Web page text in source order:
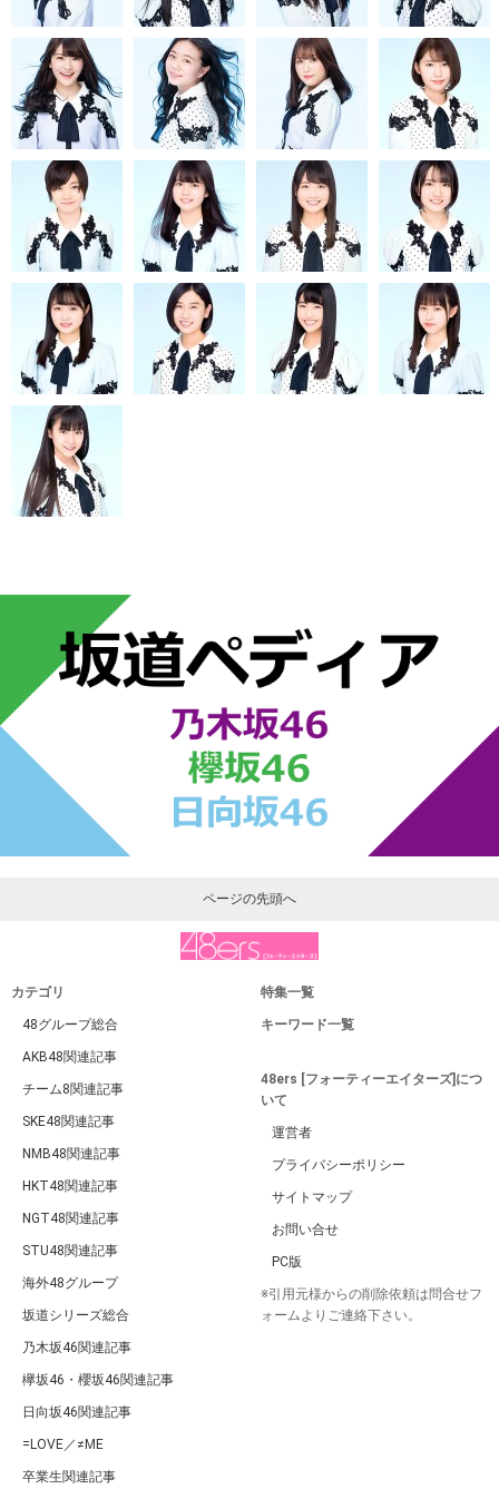
ページの先頭へ
カテゴリ
48グループ総合
AKB48関連記事
チーム8関連記事
SKE48関連記事
NMB48関連記事
HKT48関連記事
NGT48関連記事
STU48関連記事
海外48グループ
坂道シリーズ総合
乃木坂46関連記事
欅坂46・櫻坂46関連記事
日向坂46関連記事
=LOVE／≠ME
卒業生関連記事
特集一覧
キーワード一覧
48ers [フォーティーエイターズ]につ
いて
運営者
プライバシーポリシー
サイトマップ
お問い合せ
PC版
※引用元様からの削除依頼は問合せフ
ォームよりご連絡下さい。